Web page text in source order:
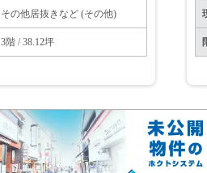
その他居抜きなど (その他)
3階 / 38.12坪